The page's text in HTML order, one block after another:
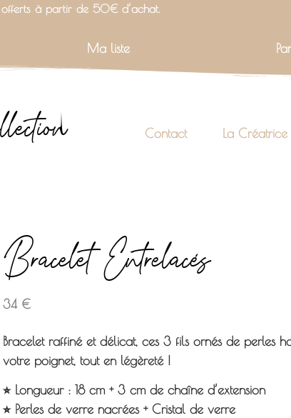
à partir de 50€ d’achat.
Ma liste
Contact La Créatrice
Bracelet Entrelacés
34 €
Bracelet raffiné et délicat, ces 3 fils ornés de perles
votre poignet, tout en légèreté !
⭐︎ Longueur : 18 cm + 3 cm de chaîne d’extension
⭐︎ Perles de verre nacrées + Cristal de verre